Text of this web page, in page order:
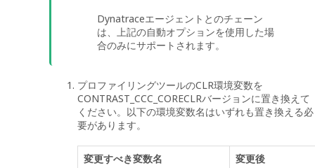
Dynatraceエージェントとのチェーン
は、上記の自動オプションを使用した場
合のみにサポートされます。
プロファイリングツールのCLR環境変数を
CONTRAST_CCC_CORECLRバージョンに置き換えて
ください。以下の環境変数名はいずれも置き換える必
要があります。
変更すべき変数名
変更後